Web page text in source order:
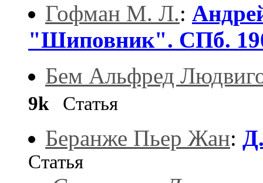
Гофман М. Л.:
"Шиповник". СПб.
Бем Альфред
9kСтатья
Беранже Пьер Жан:
Статья